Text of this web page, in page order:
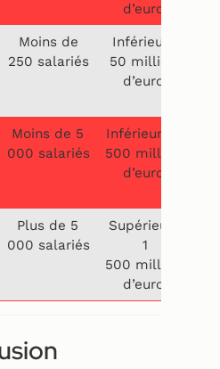
d’euros
Moins de
250 salariés
Inférieur à
50 millions
d’euros
Moins de 5
000 salariés
Inférieur à 1
500 millions
d’euros
Plus de 5
000 salariés
Supérieur à
1
500 millions
d’euros